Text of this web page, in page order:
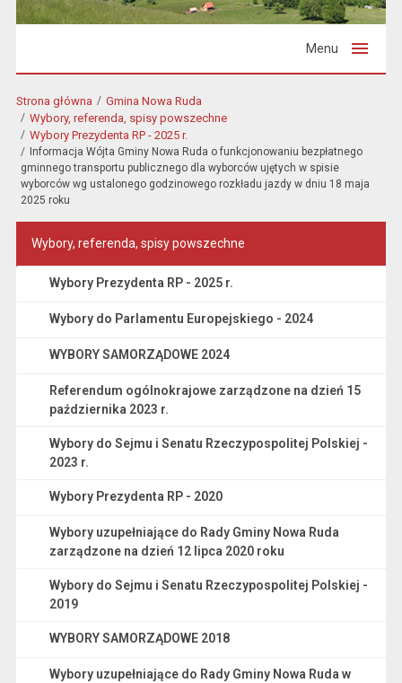
Menu
Strona główna
Gmina Nowa Ruda
Wybory, referenda, spisy powszechne
Wybory Prezydenta RP - 2025 r.
Informacja Wójta Gminy Nowa Ruda o funkcjonowaniu bezpłatnego
gminnego transportu publicznego dla wyborców ujętych w spisie
wyborców wg ustalonego godzinowego rozkładu jazdy w dniu 18 maja
2025 roku
Wybory, referenda, spisy powszechne
Wybory Prezydenta RP - 2025 r.
Wybory do Parlamentu Europejskiego - 2024
WYBORY SAMORZĄDOWE 2024
Referendum ogólnokrajowe zarządzone na dzień 15
października 2023 r.
Wybory do Sejmu i Senatu Rzeczypospolitej Polskiej -
2023 r.
Wybory Prezydenta RP - 2020
Wybory uzupełniające do Rady Gminy Nowa Ruda
zarządzone na dzień 12 lipca 2020 roku
Wybory do Sejmu i Senatu Rzeczypospolitej Polskiej -
2019
WYBORY SAMORZĄDOWE 2018
Wybory uzupełniające do Rady Gminy Nowa Ruda w